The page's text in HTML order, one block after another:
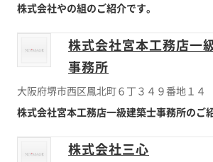
株式会社やの組のご紹介です。
株式会社宮本工務店一
事務所
大阪府堺市西区鳳北町６丁３４９番地１４
株式会社宮本工務店一級建築士事務所のご
株式会社三心